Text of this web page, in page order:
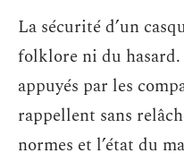
La sécurité d’un
folklore ni du
appuyés par les
rappellent sans
normes et l’état du